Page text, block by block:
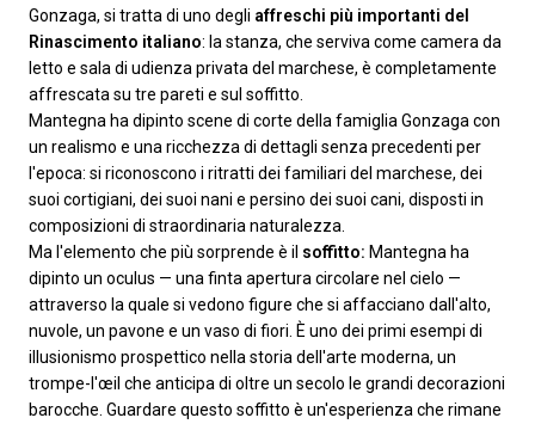
Gonzaga, si tratta di uno degli affreschi più importanti del
Rinascimento italiano: la stanza, che serviva come camera da
letto e sala di udienza privata del marchese, è completamente
affrescata su tre pareti e sul soffitto.
Mantegna ha dipinto scene di corte della famiglia Gonzaga con
un realismo e una ricchezza di dettagli senza precedenti per
l'epoca: si riconoscono i ritratti dei familiari del marchese, dei
suoi cortigiani, dei suoi nani e persino dei suoi cani, disposti in
composizioni di straordinaria naturalezza.
Ma l'elemento che più sorprende è il soffitto: Mantegna ha
dipinto un oculus — una finta apertura circolare nel cielo —
attraverso la quale si vedono figure che si affacciano dall'alto,
nuvole, un pavone e un vaso di fiori. È uno dei primi esempi di
illusionismo prospettico nella storia dell'arte moderna, un
trompe-l'œil che anticipa di oltre un secolo le grandi decorazioni
barocche. Guardare questo soffitto è un'esperienza che rimane